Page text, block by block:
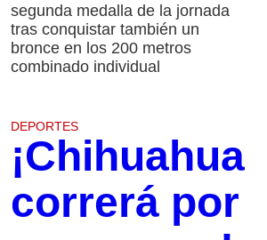
segunda medalla de la jornada
tras conquistar también un
bronce en los 200 metros
combinado individual
DEPORTES
¡Chihuahua
correrá por